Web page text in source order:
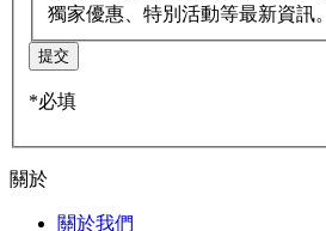
獨家優惠、特別活動等最新資訊。
提交
*必填
關於
關於我們